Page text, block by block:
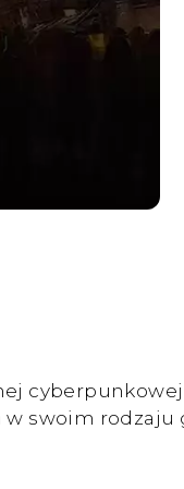
cyberpunkowej
swoim rodzaju